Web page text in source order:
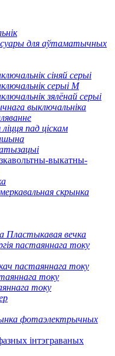
для аўтаматычных
сіняй серыі
серыі M
зялёнай серыі
выключальніка
пад ціскам
скрынка
Пластыкавая вечка
пастаяннага току
пастаяннага току
току
току
фотаэлектрычных